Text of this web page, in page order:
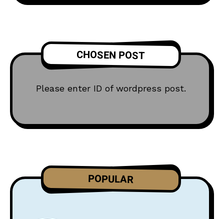
CHOSEN POST
Please enter ID of wordpress post.
POPULAR